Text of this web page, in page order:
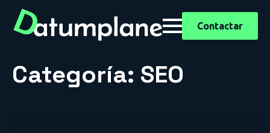
Contactar
Categoría: SEO